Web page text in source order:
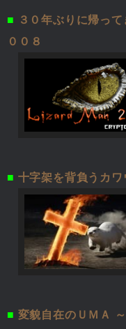
■
３０年ぶりに帰っ
００８
■ 十字架を背負うカ
■ 変貌自在のＵＭＡ